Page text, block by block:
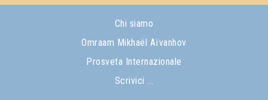
Chi siamo
Omraam Mikhaël Aïvanhov
Prosveta Internazionale
Scrivici ...